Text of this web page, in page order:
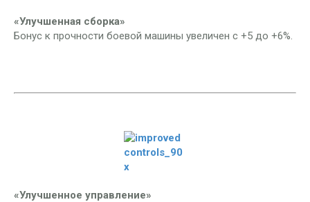
«Улучшенная сборка»
Бонус к прочности боевой машины увеличен с +5 до +6%.
«Улучшенное управление»